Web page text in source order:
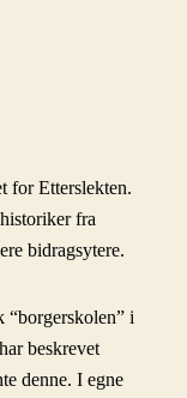
for Etterslekten.
fra
bidragsytere.
“borgerskolen” i
beskrevet
denne. I egne